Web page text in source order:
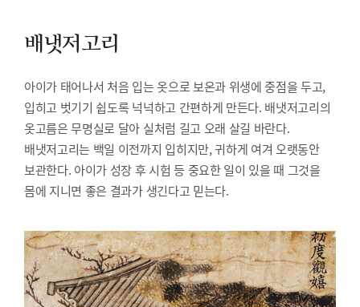
배냇저고리
아이가 태어나서 처음 입는 옷으로 보온과 위생에 중점을 두고,
입히고 벗기기 쉽도록 넉넉하고 간편하게 만든다. 배냇저고리의
옷고름은 무명실로 달아 실처럼 길고 오래 살길 바란다.
배냇저고리는 백일 이전까지 입히지만, 귀하게 여겨 오랫동안
보관한다. 아이가 성장 후 시험 등 중요한 일이 있을 때 그것을
몸에 지니면 좋은 결과가 생긴다고 믿는다.